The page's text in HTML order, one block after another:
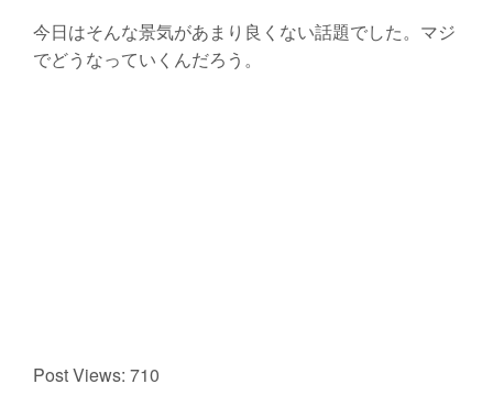
今日はそんな景気があまり良くない話題でした。マジ
でどうなっていくんだろう。
Post Views: 710